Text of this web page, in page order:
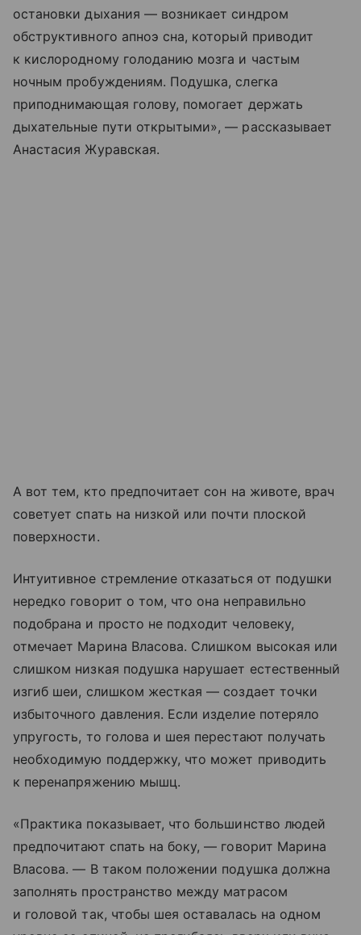
остановки дыхания — возникает синдром
обструктивного апноэ сна, который приводит
к кислородному голоданию мозга и частым
ночным пробуждениям. Подушка, слегка
приподнимающая голову, помогает держать
дыхательные пути открытыми», — рассказывает
Анастасия Журавская.
А вот тем, кто предпочитает сон на животе, врач
советует спать на низкой или почти плоской
поверхности.
Интуитивное стремление отказаться от подушки
нередко говорит о том, что она неправильно
подобрана и просто не подходит человеку,
отмечает Марина Власова. Слишком высокая или
слишком низкая подушка нарушает естественный
изгиб шеи, слишком жесткая — создает точки
избыточного давления. Если изделие потеряло
упругость, то голова и шея перестают получать
необходимую поддержку, что может приводить
к перенапряжению мышц.
«Практика показывает, что большинство людей
предпочитают спать на боку, — говорит Марина
Власова. — В таком положении подушка должна
заполнять пространство между матрасом
и головой так, чтобы шея оставалась на одном